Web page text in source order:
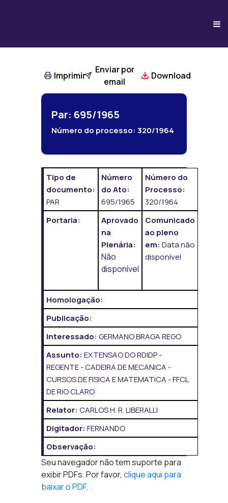
Imprimir
Enviar por
email
Download
Par: 695/1965
Número do processo: 320/1964
Tipo de
documento:
PAR
Número
do Ato:
695/1965
Número do
Processo:
320/1964
Portaria:
Aprovado
na
Plenária:
Não
disponível
Comunicado
ao pleno
em: Data não
disponível
Homologação:
Publicação:
Interessado: GERMANO BRAGA REGO
Assunto: EXTENSAO DO RDIDP -
REGENTE - CADEIRA DE MECANICA -
CURSOS DE FISICA E MATEMATICA - FFCL
DE RIO CLARO
Relator: CARLOS H. R. LIBERALLI
Digitador: FERNANDO
Observação:
Seu navegador não tem suporte para
exibir PDFs. Por favor, clique aqui para
baixar o PDF.